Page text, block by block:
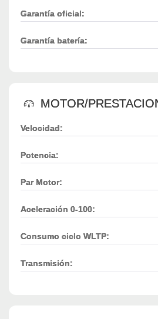
Garantía oficial:
Garantía batería:
MOTOR/
Velocidad:
Potencia:
Par Motor:
Aceleración 0-100:
Consumo ciclo WLTP:
Transmisión: